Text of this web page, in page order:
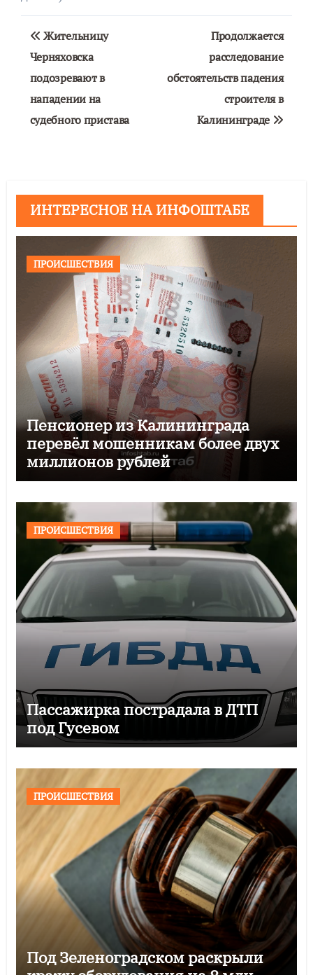
Навигация
по
записям
Жительницу
Черняховска
подозревают в
нападении на
судебного пристава
Продолжается
расследование
обстоятельств падения
строителя в
Калининграде
ИНТЕРЕСНОЕ НА ИНФОШТАБЕ
ПРОИСШЕСТВИЯ
Пенсионер из Калининграда
перевёл мошенникам более двух
миллионов рублей
ПРОИСШЕСТВИЯ
Пассажирка пострадала в ДТП
под Гусевом
ПРОИСШЕСТВИЯ
Под Зеленоградском раскрыли